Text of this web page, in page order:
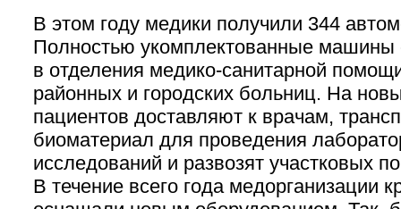
В этом году медики получили 344
Полностью укомплектованные машины
в отделения медико-санитарной
районных и городских больниц. На
пациентов доставляют к врачам,
биоматериал для проведения
исследований и развозят участковых
В течение всего года медорганизации